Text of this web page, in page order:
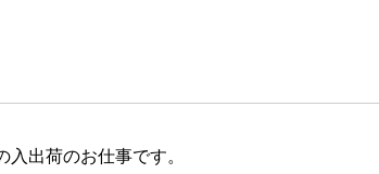
出荷のお仕事です。